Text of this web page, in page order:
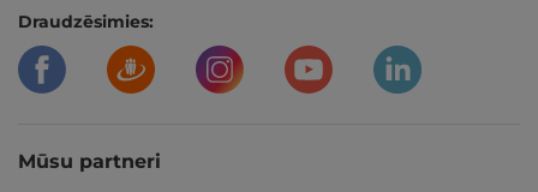
Draudzēsimies:
Mūsu partneri